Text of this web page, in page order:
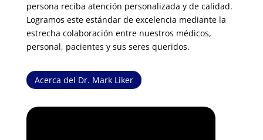
persona reciba atención personalizada y de calidad.
Logramos este estándar de excelencia mediante la
estrecha colaboración entre nuestros médicos,
personal, pacientes y sus seres queridos.
Acerca del Dr. Mark Liker